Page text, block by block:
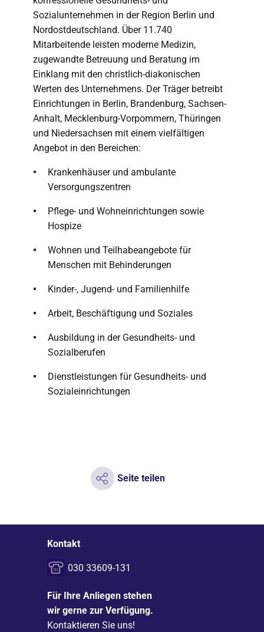
Sozialunternehmen in der Region Berlin und
Nordostdeutschland. Über 11.740
Mitarbeitende leisten moderne Medizin,
zugewandte Betreuung und Beratung im
Einklang mit den christlich-diakonischen
Werten des Unternehmens. Der Träger betreibt
Einrichtungen in Berlin, Brandenburg, Sachsen-
Anhalt, Mecklenburg-Vorpommern, Thüringen
und Niedersachsen mit einem vielfältigen
Angebot in den Bereichen:
Krankenhäuser und ambulante
Versorgungszentren
Pflege- und Wohneinrichtungen sowie
Hospize
Wohnen und Teilhabeangebote für
Menschen mit Behinderungen
Kinder-, Jugend- und Familienhilfe
Arbeit, Beschäftigung und Soziales
Ausbildung in der Gesundheits- und
Sozialberufen
Dienstleistungen für Gesundheits- und
Sozialeinrichtungen
Seite teilen
Kontakt
030 33609-131
Für Ihre Anliegen stehen
wir gerne zur Verfügung.
Kontaktieren Sie uns!